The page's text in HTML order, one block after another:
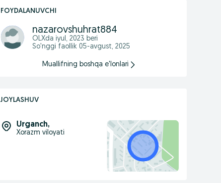
FOYDALANUVCHI
nazarovshuhrat884
OLXda iyul, 2023 beri
So'nggi faollik 05-avgust, 2025
Muallifning boshqa e'lonlari
JOYLASHUV
Urganch,
Xorazm viloyati